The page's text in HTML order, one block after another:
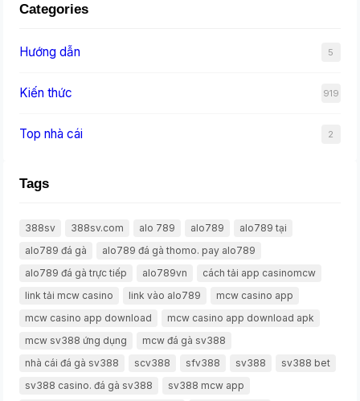
Categories
Hướng dẫn 5
Kiến thức 919
Top nhà cái 2
Tags
388sv 388sv.com alo 789 alo789
alo789 tại
alo789 đá gà
alo789 đá gà thomo. pay alo789
alo789 đá gà trực tiếp
alo789vn
cách tải app casinomcw
link tải mcw casino
link vào alo789
mcw casino app
mcw casino app download
mcw casino app download apk
mcw sv388 ứng dụng
mcw đá gà sv388
nhà cái đá gà sv388
scv388 sfv388 sv388
sv388 bet
sv388 casino. đá gà sv388
sv388 mcw app